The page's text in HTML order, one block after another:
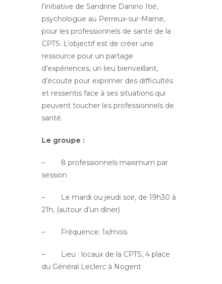
l’initiative de Sandrine Danino Itié,
psychologue au Perreux-sur-Marne,
pour les professionnels de santé de la
CPTS. L’objectif est de créer une
ressource pour un partage
d’expériences, un lieu bienveillant,
d’écoute pour exprimer des difficultés
et ressentis face à ses situations qui
peuvent toucher les professionnels de
santé.
Le groupe :
– 8 professionnels maximum par
session
– Le mardi ou jeudi soir, de 19h30 à
21h, (autour d’un dîner)
– Fréquence: 1x/mois
– Lieu : locaux de la CPTS, 4 place
du Général Leclerc à Nogent